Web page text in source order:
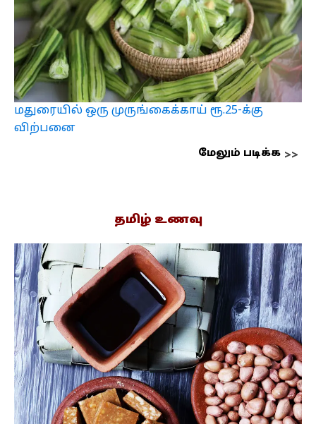
மதுரையில் ஒரு முருங்கைக்காய் ரூ.25-க்கு
விற்பனை
மேலும் படிக்க
தமிழ் உணவு